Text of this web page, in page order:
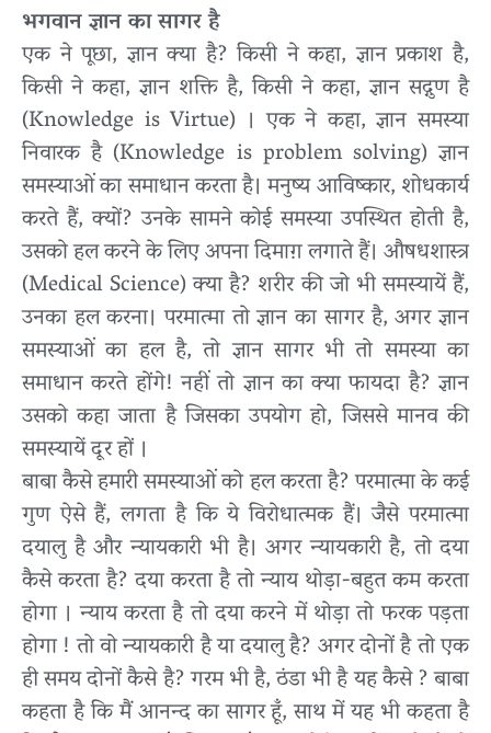
भगवान ज्ञान का सागर है
एक ने पूछा, ज्ञान क्या है? किसी ने कहा, ज्ञान प्रकाश है,
किसी ने कहा, ज्ञान शक्ति है, किसी ने कहा, ज्ञान सद्गुण है
(Knowledge is Virtue) । एक ने कहा, ज्ञान समस्या
निवारक है (Knowledge is problem solving) ज्ञान
समस्याओं का समाधान करता है। मनुष्य आविष्कार, शोधकार्य
करते हैं, क्यों? उनके सामने कोई समस्या उपस्थित होती है,
उसको हल करने के लिए अपना दिमाग़ लगाते हैं। औषधशास्त्र
(Medical Science) क्या है? शरीर की जो भी समस्यायें हैं,
उनका हल करना। परमात्मा तो ज्ञान का सागर है, अगर ज्ञान
समस्याओं का हल है, तो ज्ञान सागर भी तो समस्या का
समाधान करते होंगे! नहीं तो ज्ञान का क्या फायदा है? ज्ञान
उसको कहा जाता है जिसका उपयोग हो, जिससे मानव की
समस्यायें दूर हों ।
बाबा कैसे हमारी समस्याओं को हल करता है? परमात्मा के कई
गुण ऐसे हैं, लगता है कि ये विरोधात्मक हैं। जैसे परमात्मा
दयालु है और न्यायकारी भी है। अगर न्यायकारी है, तो दया
कैसे करता है? दया करता है तो न्याय थोड़ा-बहुत कम करता
होगा । न्याय करता है तो दया करने में थोड़ा तो फरक पड़ता
होगा ! तो वो न्यायकारी है या दयालु है? अगर दोनों है तो एक
ही समय दोनों कैसे है? गरम भी है, ठंडा भी है यह कैसे ? बाबा
कहता है कि मैं आनन्द का सागर हूँ, साथ में यह भी कहता है